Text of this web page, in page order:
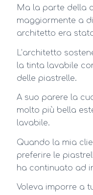
Ma la parte della
maggiormente a
architetto era
L’architetto
la tinta lavabile
delle piastrelle.
A suo parere la
molto più bella
lavabile.
Quando la mia
preferire le
ha continuato ad
Voleva imporre a